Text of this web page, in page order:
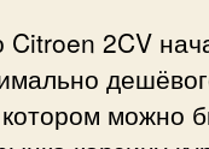
Citroen 2CV
можно